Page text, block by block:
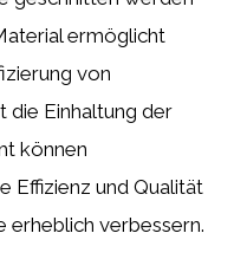
ermöglicht
von
die Einhaltung der
können
Effizienz und Qualität
erheblich verbessern.